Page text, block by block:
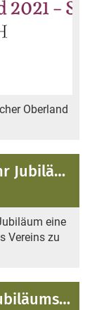
Oberland
Tonbildschau zum 175-Jahr Jubiläum
eine
Vereins zu
175-Jahre Männerchor - Jubiläumsanlass ?